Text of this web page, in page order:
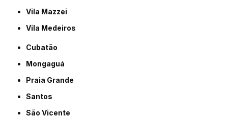
Vila Mazzei
Vila Medeiros
Cubatão
Mongaguá
Praia Grande
Santos
São Vicente